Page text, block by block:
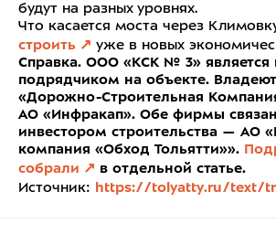
будут на разных уровнях.
Что касается моста через
строить
уже в новых
Справка. ООО «КСК № 3» является
подрядчиком на объекте.
«Дорожно-Строительная
АО «Инфракап». Обе фирмы
инвестором строительства — АО
компания «Обход Тольятти»».
собрали
в отдельной статье.
Источник: https://tolyatty.ru/text/